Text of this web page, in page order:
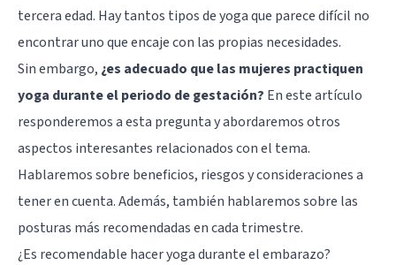
tercera edad. Hay tantos tipos de yoga que parece difícil no
encontrar uno que encaje con las propias necesidades.
Sin embargo, ¿es adecuado que las mujeres practiquen
yoga durante el periodo de gestación? En este artículo
responderemos a esta pregunta y abordaremos otros
aspectos interesantes relacionados con el tema.
Hablaremos sobre beneficios, riesgos y consideraciones a
tener en cuenta. Además, también hablaremos sobre las
posturas más recomendadas en cada trimestre.
¿Es recomendable hacer yoga durante el embarazo?